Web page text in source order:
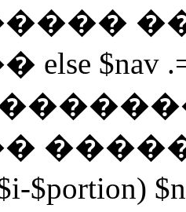
$nav
$portion)